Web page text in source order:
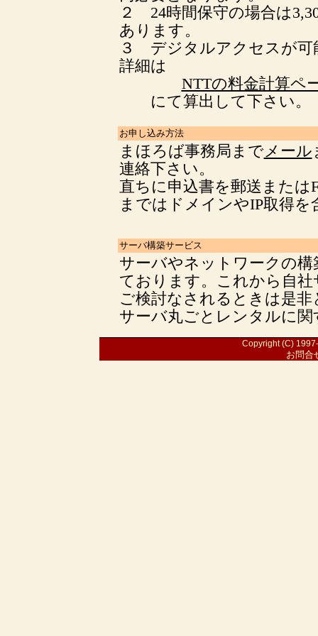
２ 24時間保守の場合は
あります。
３ デジタルアクセスが可
詳細は
NTTの料金計算ペ
にて算出して下さい。
お申し込み方法
まほろば事務局までメール
連絡下さい。
直ちに申込書を郵送また
まではドメインやIP取得
サーバ構築サービス
サーバやネットワークの
ております。これから自
ご検討なされるときは是
サーバ丸ごとレンタルに関
Copyright (C)
お問合